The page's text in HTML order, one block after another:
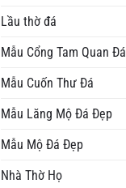
Lầu thờ đá
Mẫu Cổng Tam Quan Đá
Mẫu Cuốn Thư Đá
Mẫu Lăng Mộ Đá Đẹp
Mẫu Mộ Đá Đẹp
Nhà Thờ Họ